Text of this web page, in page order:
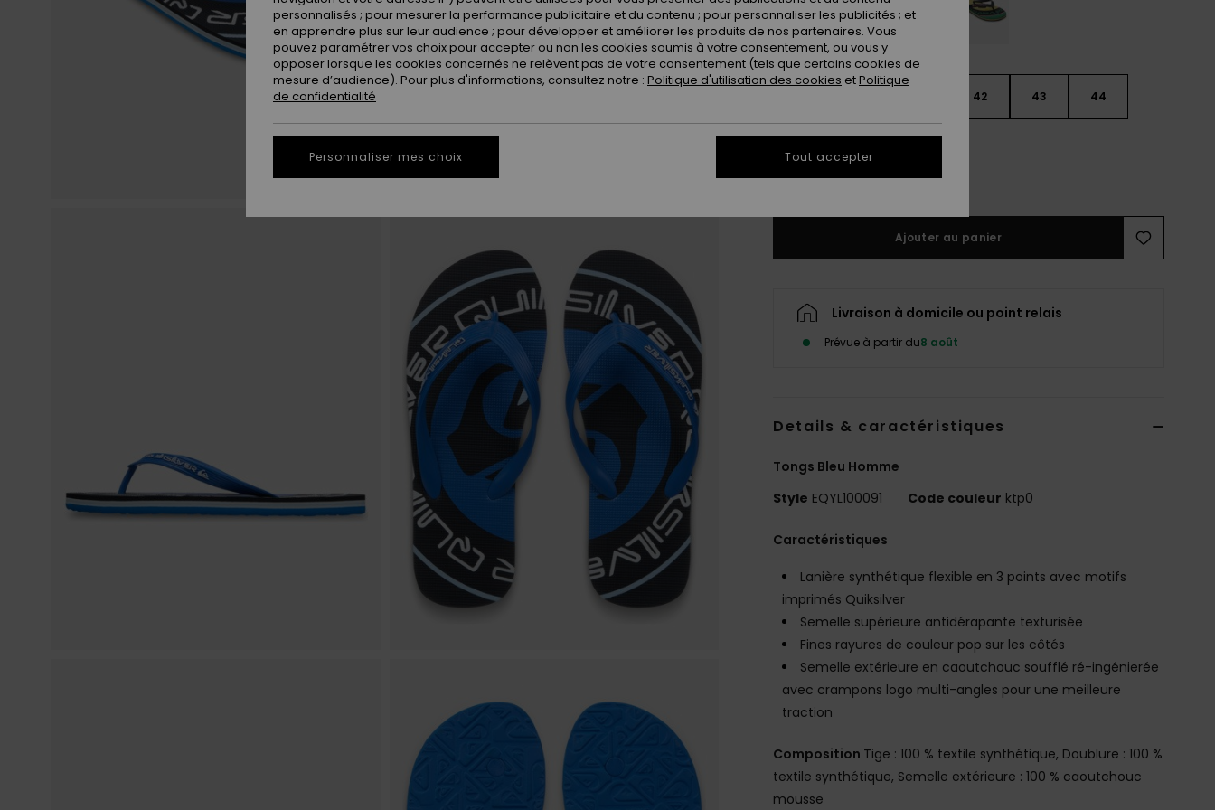
42 43 44
Ajouter au panier
Livraison à domicile ou point relais
Prévue à partir du8 août
Details & caractéristiques
Tongs Bleu Homme
Style EQYL100091 Code couleur ktp0
Caractéristiques
Lanière synthétique flexible en 3 points avec motifs
imprimés Quiksilver
Semelle supérieure antidérapante texturisée
Fines rayures de couleur pop sur les côtés
Semelle extérieure en caoutchouc soufflé ré-ingénierée
avec crampons logo multi-angles pour une meilleure
traction
Composition Tige : 100 % textile synthétique, Doublure : 100 %
textile synthétique, Semelle extérieure : 100 % caoutchouc
mousse
personnalisés ; pour mesurer la performance publicitaire et du contenu ; pour personnaliser les publicités ; et
en apprendre plus sur leur audience ; pour développer et améliorer les produits de nos partenaires. Vous
pouvez paramétrer vos choix pour accepter ou non les cookies soumis à votre consentement, ou vous y
opposer lorsque les cookies concernés ne relèvent pas de votre consentement (tels que certains cookies de
mesure d’audience). Pour plus d'informations, consultez notre : Politique d'utilisation des cookies etPolitique
de confidentialité
Personnaliser mes choix Tout accepter